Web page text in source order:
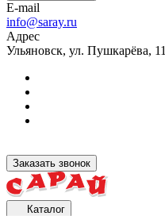
E-mail
info@saray.ru
Адрес
Ульяновск, ул. Пушкарёва, 11
Заказать звонок
Каталог